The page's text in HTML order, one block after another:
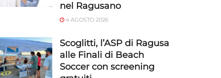
nel Ragusano
4 AGOSTO 2026
Scoglitti, l’ASP di Ragusa
alle Finali di Beach
Soccer con screening